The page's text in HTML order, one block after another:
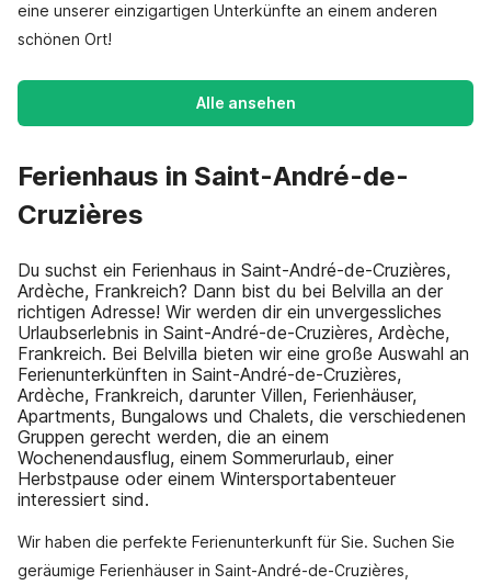
eine unserer einzigartigen Unterkünfte an einem anderen
schönen Ort!
Alle ansehen
Ferienhaus in Saint-André-de-
Cruzières
Du suchst ein Ferienhaus in Saint-André-de-Cruzières,
Ardèche, Frankreich? Dann bist du bei Belvilla an der
richtigen Adresse! Wir werden dir ein unvergessliches
Urlaubserlebnis in Saint-André-de-Cruzières, Ardèche,
Frankreich. Bei Belvilla bieten wir eine große Auswahl an
Ferienunterkünften in Saint-André-de-Cruzières,
Ardèche, Frankreich, darunter Villen, Ferienhäuser,
Apartments, Bungalows und Chalets, die verschiedenen
Gruppen gerecht werden, die an einem
Wochenendausflug, einem Sommerurlaub, einer
Herbstpause oder einem Wintersportabenteuer
interessiert sind.
Wir haben die perfekte Ferienunterkunft für Sie. Suchen Sie
geräumige Ferienhäuser in Saint-André-de-Cruzières,